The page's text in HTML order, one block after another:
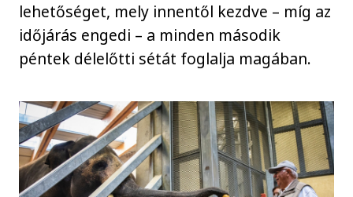
lehetőséget, mely innentől kezdve – míg az
időjárás engedi – a minden második
péntek délelőtti sétát foglalja magában.